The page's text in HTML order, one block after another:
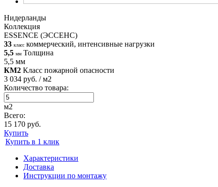
Нидерланды
Коллекция
ESSENCE (ЭССЕНС)
33 класс коммерческий, интенсивные нагрузки
5,5 мм Толщина
5,5 мм
КМ2 Класс пожарной опасности
3 034 руб. / м2
Количество товара:
м2
Всего:
15 170 руб.
Купить
Купить в 1 клик
Характеристики
Доставка
Инструкции по монтажу